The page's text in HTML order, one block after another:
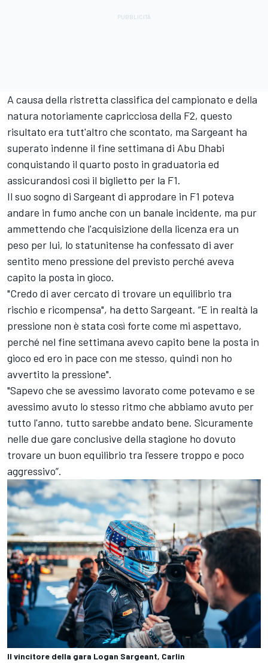
A causa della ristretta classifica del campionato e della
natura notoriamente capricciosa della F2, questo
risultato era tutt'altro che scontato, ma Sargeant ha
superato indenne il fine settimana di Abu Dhabi
conquistando il quarto posto in graduatoria ed
assicurandosi così il biglietto per la F1.
Il suo sogno di Sargeant di approdare in F1 poteva
andare in fumo anche con un banale incidente, ma pur
ammettendo che l'acquisizione della licenza era un
peso per lui, lo statunitense ha confessato di aver
sentito meno pressione del previsto perché aveva
capito la posta in gioco.
"Credo di aver cercato di trovare un equilibrio tra
rischio e ricompensa", ha detto Sargeant. “E in realtà la
pressione non è stata così forte come mi aspettavo,
perché nel fine settimana avevo capito bene la posta in
gioco ed ero in pace con me stesso, quindi non ho
avvertito la pressione".
"Sapevo che se avessimo lavorato come potevamo e se
avessimo avuto lo stesso ritmo che abbiamo avuto per
tutto l'anno, tutto sarebbe andato bene. Sicuramente
nelle due gare conclusive della stagione ho dovuto
trovare un buon equilibrio tra l'essere troppo e poco
aggressivo”.
Il vincitore della gara Logan Sargeant, Carlin